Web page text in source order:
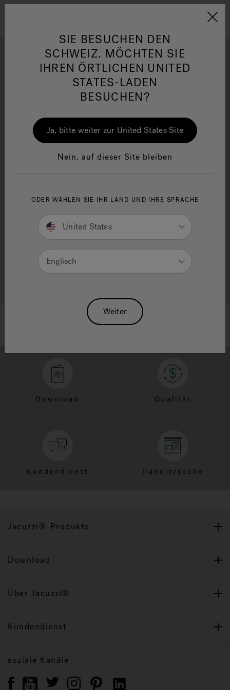
Jacuzzi&reg; EMEA
FOTOGALLERIE
Lassen Sie sich von den wunderbaren Wellness
inspirieren.
Download Qualität
Kundendienst Händlersuche
Jacuzzi®-Produkte
Download
Über Jacuzzi®
Kundendienst
soziale Kanäle
SIE BESUCHEN DEN
SCHWEIZ. MÖCHTEN SIE
IHREN ÖRTLICHEN UNITED
STATES-LADEN
BESUCHEN?
Ja, bitte weiter zur United States Site
Nein, auf dieser Site bleiben
ODER WÄHLEN SIE IHR LAND UND IHRE SPRACHE
United States
Englisch
Weiter